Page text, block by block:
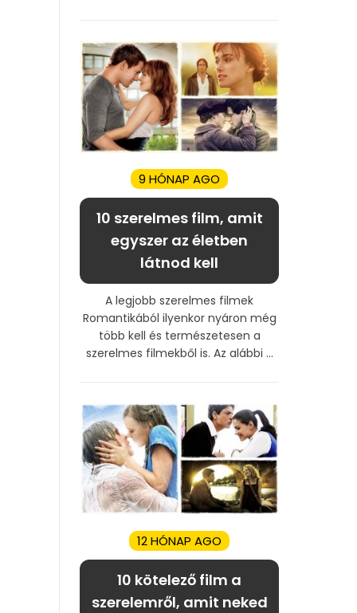
9 HÓNAP AGO
10 szerelmes film, amit
egyszer az életben
látnod kell
A legjobb szerelmes filmek
Romantikából ilyenkor nyáron még
több kell és természetesen a
szerelmes filmekből is. Az alábbi ...
12 HÓNAP AGO
10 kötelező film a
szerelemről, amit neked